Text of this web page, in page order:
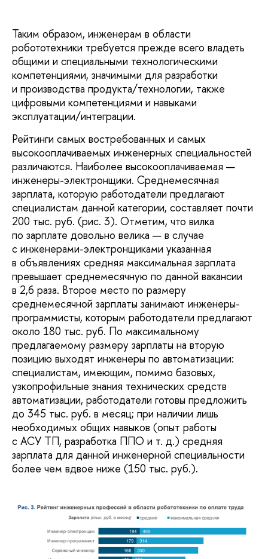
Таким образом, инженерам в области
робототехники требуется прежде всего владеть
общими и специальными технологическими
компетенциями, значимыми для разработки
и производства продукта/технологии, также
цифровыми компетенциями и навыками
эксплуатации/интеграции.
Рейтинги самых востребованных и самых
высокооплачиваемых инженерных специальностей
различаются. Наиболее высокооплачиваемая —
инженеры-электронщики. Среднемесячная
зарплата, которую работодатели предлагают
специалистам данной категории, составляет почти
200 тыс. руб. (рис. 3). Отметим, что вилка
по зарплате довольно велика — в случае
с инженерами-электронщиками указанная
в объявлениях средняя максимальная зарплата
превышает среднемесячную по данной вакансии
в 2,6 раза. Второе место по размеру
среднемесячной зарплаты занимают инженеры-
программисты, которым работодатели предлагают
около 180 тыс. руб. По максимальному
предлагаемому размеру зарплаты на вторую
позицию выходят инженеры по автоматизации:
специалистам, имеющим, помимо базовых,
узкопрофильные знания технических средств
автоматизации, работодатели готовы предложить
до 345 тыс. руб. в месяц; при наличии лишь
необходимых общих навыков (опыт работы
с АСУ ТП, разработка ППО и т. д.) средняя
зарплата для данной инженерной специальности
более чем вдвое ниже (150 тыс. руб.).